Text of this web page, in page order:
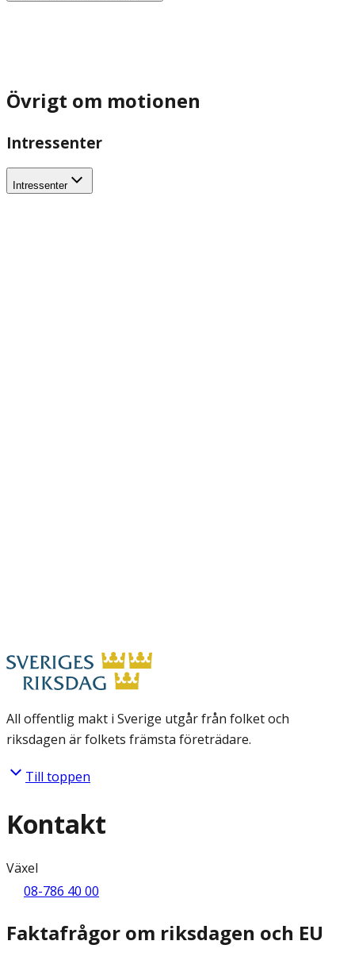
Övrigt om motionen
Intressenter
Intressenter
All offentlig makt i Sverige utgår från folket och
riksdagen är folkets främsta företrädare.
Till toppen
Kontakt
Växel
08-786 40 00
Faktafrågor om riksdagen och EU